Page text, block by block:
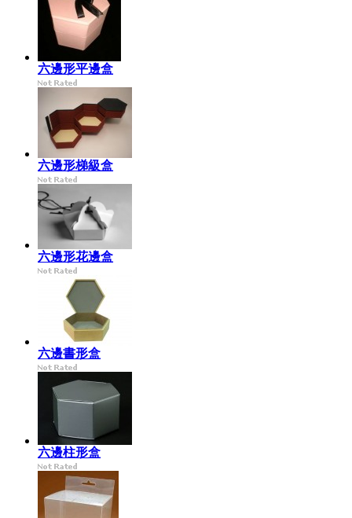
六邊形平邊盒
六邊形梯級盒
六邊形花邊盒
六邊書形盒
六邊柱形盒